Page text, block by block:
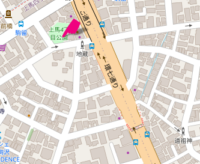
ップを検索、表示中です ※